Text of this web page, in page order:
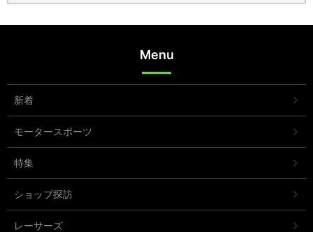
Menu
新着
モータースポーツ
特集
ショップ探訪
レーサーズ